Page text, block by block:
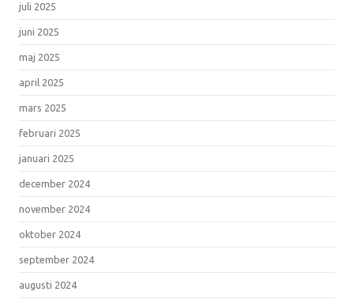
juli 2025
juni 2025
maj 2025
april 2025
mars 2025
februari 2025
januari 2025
december 2024
november 2024
oktober 2024
september 2024
augusti 2024